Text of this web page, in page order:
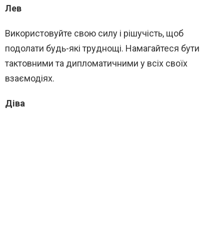
Лев
Використовуйте свою силу і рішучість, щоб
подолати будь-які труднощі. Намагайтеся бути
тактовними та дипломатичними у всіх своїх
взаємодіях.
Діва